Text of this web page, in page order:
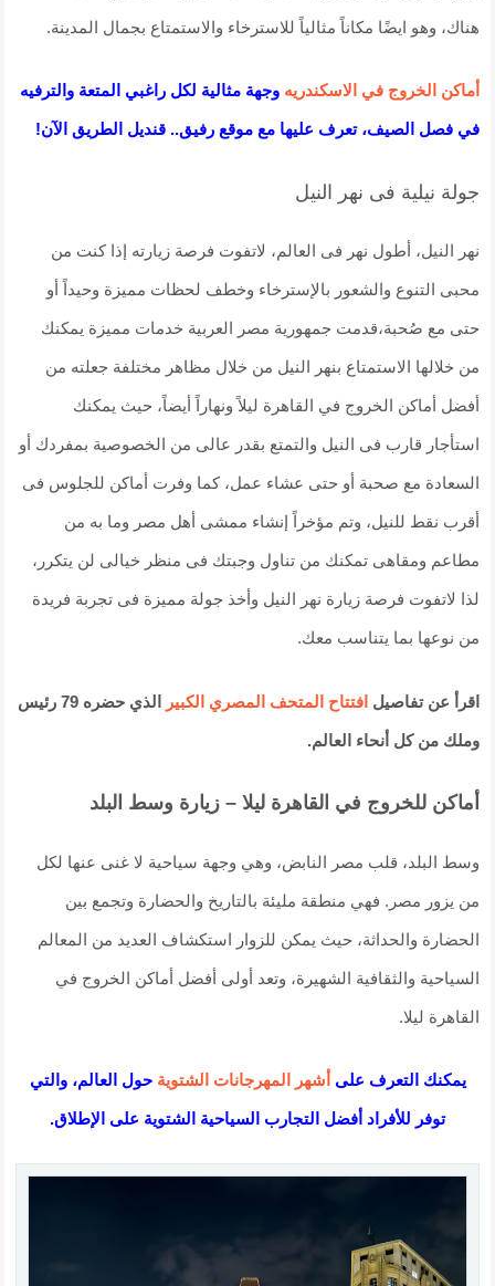
هناك، وهو ايضًا مكاناً مثالياً للاسترخاء والاستمتاع بجمال المدينة.
أماكن الخروج في الاسكندريه وجهة مثالية لكل راغبي المتعة والترفيه
في فصل الصيف، تعرف عليها مع موقع رفيق.. قنديل الطريق الآن!
جولة نيلية فى نهر النيل
نهر النيل، أطول نهر فى العالم، لاتفوت فرصة زيارته إذا كنت من
محبى التنوع والشعور بالإسترخاء وخطف لحظات مميزة وحيداً أو
حتى مع صُحبة،قدمت جمهورية مصر العربية خدمات مميزة يمكنك
من خلالها الاستمتاع بنهر النيل من خلال مظاهر مختلفة جعلته من
أفضل أماكن الخروج في القاهرة ليلاً ونهاراً أيضاً، حيث يمكنك
استأجار قارب فى النيل والتمتع بقدر عالى من الخصوصية بمفردك أو
السعادة مع صحبة أو حتى عشاء عمل، كما وفرت أماكن للجلوس فى
أقرب نقط للنيل، وتم مؤخراً إنشاء ممشى أهل مصر وما به من
مطاعم ومقاهى تمكنك من تناول وجبتك فى منظر خيالى لن يتكرر،
لذا لاتفوت فرصة زيارة نهر النيل وأخذ جولة مميزة فى تجربة فريدة
من نوعها بما يتناسب معك.
اقرأ عن تفاصيل افتتاح المتحف المصري الكبير الذي حضره 79 رئيس
وملك من كل أنحاء العالم.
أماكن للخروج في القاهرة ليلا – زيارة وسط البلد
وسط البلد، قلب مصر النابض، وهي وجهة سياحية لا غنى عنها لكل
من يزور مصر. فهي منطقة مليئة بالتاريخ والحضارة وتجمع بين
الحضارة والحداثة، حيث يمكن للزوار استكشاف العديد من المعالم
السياحية والثقافية الشهيرة، وتعد أولى أفضل أماكن الخروج في
القاهرة ليلا.
يمكنك التعرف على أشهر المهرجانات الشتوية حول العالم، والتي
توفر للأفراد أفضل التجارب السياحية الشتوية على الإطلاق.